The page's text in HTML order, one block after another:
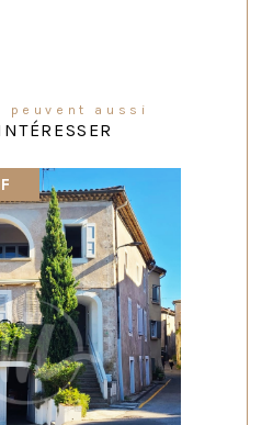
peuvent aussi